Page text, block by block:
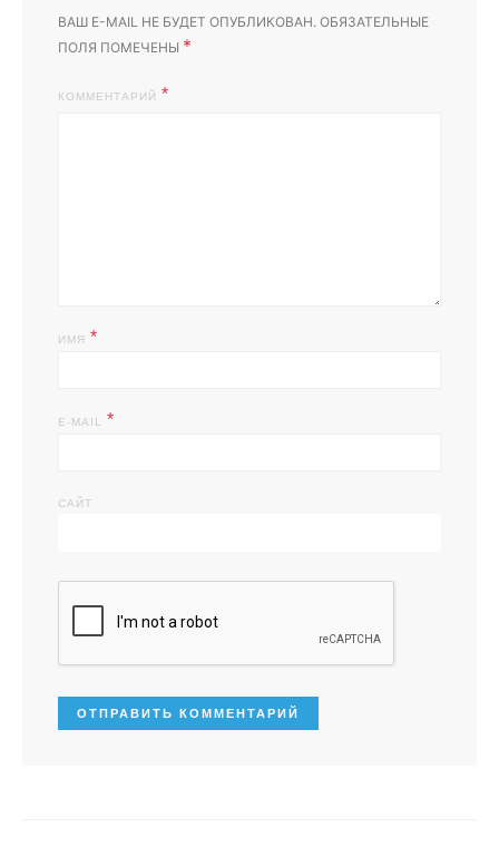
ВАШ E-MAIL НЕ БУДЕТ ОПУБЛИКОВАН. ОБЯЗАТЕЛЬНЫЕ
ПОЛЯ ПОМЕЧЕНЫ *
КОММЕНТАРИЙ
ИМЯ *
E-MAIL *
САЙТ